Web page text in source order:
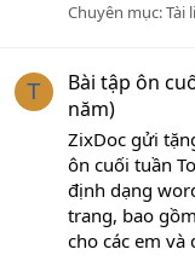
Chuyên mục:Tài
T
Bài tập ôn
năm)
ZixDoc gửi
ôn cuối tuần
định dạng
trang, bao
cho các em và